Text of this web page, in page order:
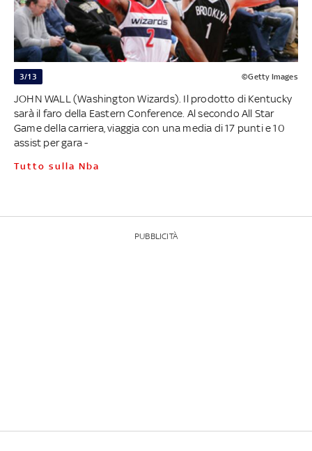
3/13 ©Getty Images
JOHN WALL (Washington Wizards). Il prodotto di Kentucky
sarà il faro della Eastern Conference. Al secondo All Star
Game della carriera, viaggia con una media di 17 punti e 10
assist per gara -
Tutto sulla Nba
PUBBLICITÀ